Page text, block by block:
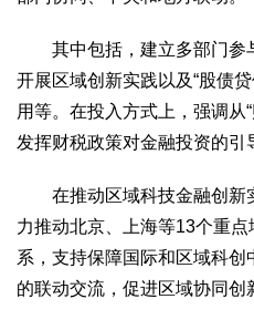
其中包括，建立多部门参
开展区域创新实践以及“股债
用等。在投入方式上，强调从“
发挥财税政策对金融投资的引
在推动区域科技金融创新
力推动北京、上海等13个重
系，支持保障国际和区域科
的联动交流，促进区域协同创